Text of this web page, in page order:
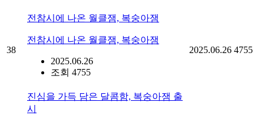
38
전참시에 나온 월클잼, 복숭아잼
전참시에 나온 월클잼, 복숭아잼
2025.06.26
조회 4755
2025.06.26 4755
진심을 가득 담은 달콤함, 복숭아잼 출
시